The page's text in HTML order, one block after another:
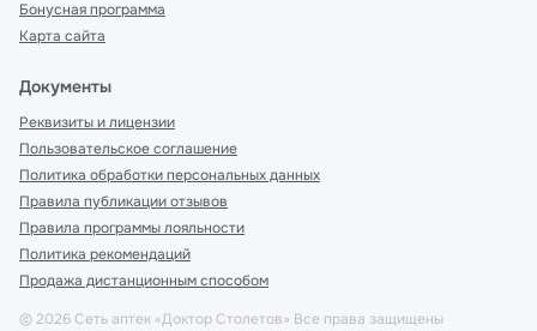
Бонусная программа
Карта сайта
Документы
Реквизиты и лицензии
Пользовательское соглашение
Политика обработки персональных данных
Правила публикации отзывов
Правила программы лояльности
Политика рекомендаций
Продажа дистанционным способом
© 2026 Сеть аптек «Доктор Столетов» Все права защищены